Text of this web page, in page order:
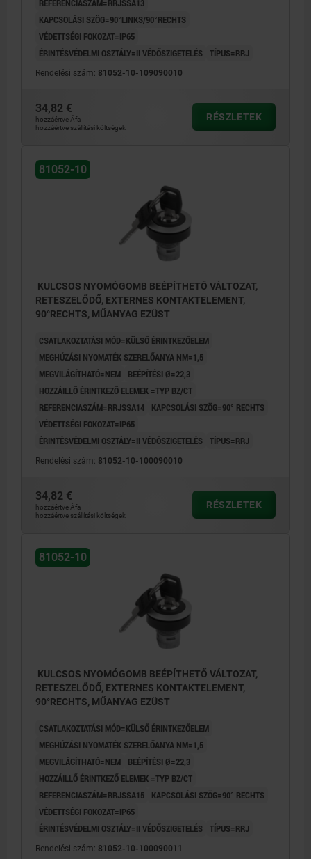
REFERENCIASZÁM=RRJSSA13
KAPCSOLÁSI SZÖG=90°LINKS/90°RECHTS
VÉDETTSÉGI FOKOZAT=IP65
ÉRINTÉSVÉDELMI OSZTÁLY=II VÉDŐSZIGETELÉS TÍPUS=RRJ
Rendelési szám: 81052-10-109090010
34,82 €
hozzáértve Áfa
hozzáértve szállítási költségek
RÉSZLETEK
81052-10
KULCSOS NYOMÓGOMB BEÉPÍTHETŐ VÁLTOZAT,
RETESZELŐDŐ, EXTERNES KONTAKTELEMENT,
90°RECHTS, MŰANYAG EZÜST
CSATLAKOZTATÁSI MÓD=KÜLSŐ ÉRINTKEZŐELEM
MEGHÚZÁSI NYOMATÉK SZERELŐANYA NM=1,5
MEGVILÁGÍTHATÓ=NEM
BEÉPÍTÉSI Ø=22,3
HOZZÁILLŐ ÉRINTKEZŐ ELEMEK =TYP BZ/CT
REFERENCIASZÁM=RRJSSA14
KAPCSOLÁSI SZÖG=90° RECHTS
VÉDETTSÉGI FOKOZAT=IP65
ÉRINTÉSVÉDELMI OSZTÁLY=II VÉDŐSZIGETELÉS TÍPUS=RRJ
Rendelési szám: 81052-10-100090010
34,82 €
hozzáértve Áfa
hozzáértve szállítási költségek
RÉSZLETEK
81052-10
KULCSOS NYOMÓGOMB BEÉPÍTHETŐ VÁLTOZAT,
RETESZELŐDŐ, EXTERNES KONTAKTELEMENT,
90°RECHTS, MŰANYAG EZÜST
CSATLAKOZTATÁSI MÓD=KÜLSŐ ÉRINTKEZŐELEM
MEGHÚZÁSI NYOMATÉK SZERELŐANYA NM=1,5
MEGVILÁGÍTHATÓ=NEM
BEÉPÍTÉSI Ø=22,3
HOZZÁILLŐ ÉRINTKEZŐ ELEMEK =TYP BZ/CT
REFERENCIASZÁM=RRJSSA15
KAPCSOLÁSI SZÖG=90° RECHTS
VÉDETTSÉGI FOKOZAT=IP65
ÉRINTÉSVÉDELMI OSZTÁLY=II VÉDŐSZIGETELÉS TÍPUS=RRJ
Rendelési szám: 81052-10-100090011